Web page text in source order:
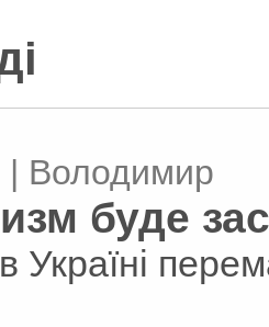
| Володимир
буде